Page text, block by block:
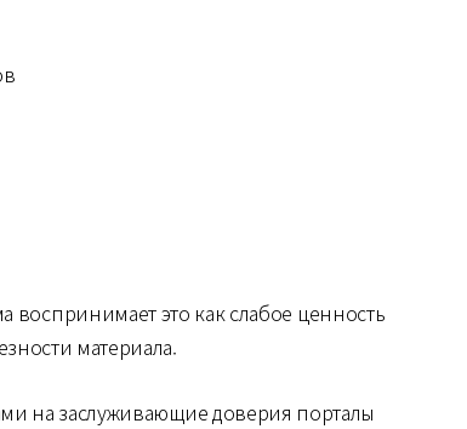
воспринимает это как слабое ценность
материала.
на заслуживающие доверия порталы